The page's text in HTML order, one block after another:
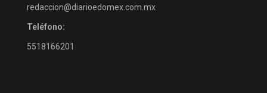
redaccion@diarioedomex.com.mx
Teléfono:
5518166201